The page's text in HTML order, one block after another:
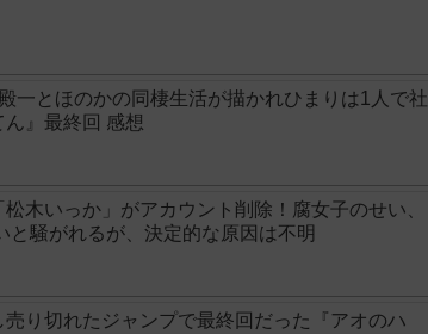
一とほのかの同棲生活が描かれひまりは1人で社
』最終回 感想
木いっか」がアカウント削除！腐女子のせい、
と騒がれるが、決定的な原因は不明
り切れたジャンプで最終回だった『アオのハ